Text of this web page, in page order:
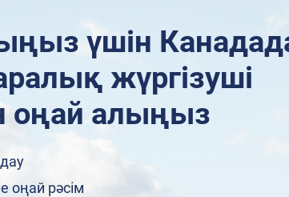
үшін
жүргізуші
оңай алыңыз
рәсім